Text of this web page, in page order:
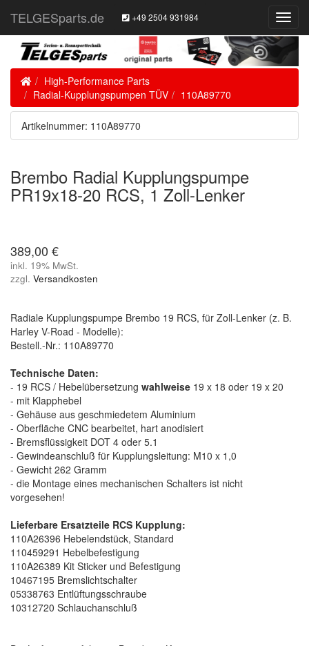
TELGESparts.de +49 2504 931984
HomeHigh-Performance Parts
Radial-Kupplungspumpen TÜV
110A89770
Artikelnummer: 110A89770
Brembo Radial Kupplungspumpe
PR19x18-20 RCS, 1 Zoll-Lenker
389,00 €
inkl. 19% MwSt.
zzgl. Versandkosten
Radiale Kupplungspumpe Brembo 19 RCS, für Zoll-Lenker (z. B.
Harley V-Road - Modelle):
Bestell.-Nr.: 110A89770
Technische Daten:
- 19 RCS / Hebelübersetzung wahlweise 19 x 18 oder 19 x 20
- mit Klapphebel
- Gehäuse aus geschmiedetem Aluminium
- Oberfläche CNC bearbeitet, hart anodisiert
- Bremsflüssigkeit DOT 4 oder 5.1
- Gewindeanschluß für Kupplungsleitung: M10 x 1,0
- Gewicht 262 Gramm
- die Montage eines mechanischen Schalters ist nicht
vorgesehen!
Lieferbare Ersatzteile RCS Kupplung:
110A26396 Hebelendstück, Standard
110459291 Hebelbefestigung
110A26389 Kit Sticker und Befestigung
10467195 Bremslichtschalter
05338763 Entlüftungsschraube
10312720 Schlauchanschluß